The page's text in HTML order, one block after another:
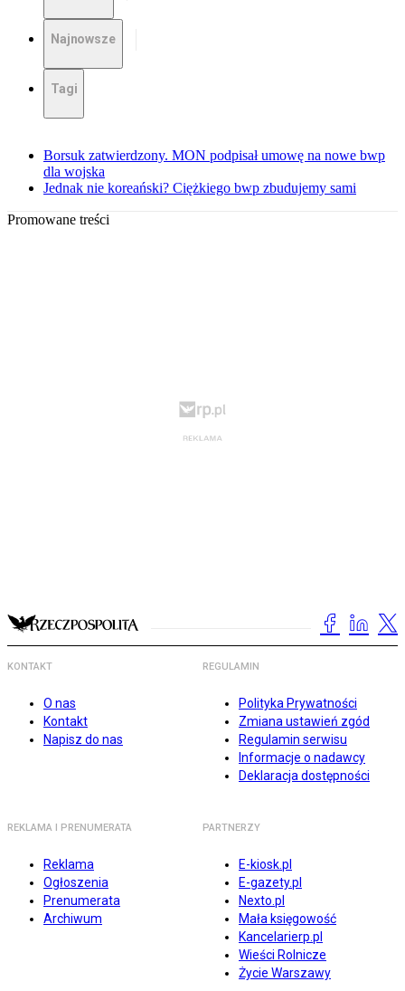
Najnowsze
Tagi
Borsuk zatwierdzony. MON podpisał umowę na nowe bwp
dla wojska
Jednak nie koreański? Ciężkiego bwp zbudujemy sami
Promowane treści
KONTAKT
O nas
Kontakt
Napisz do nas
REGULAMIN
Polityka Prywatności
Zmiana ustawień zgód
Regulamin serwisu
Informacje o nadawcy
Deklaracja dostępności
REKLAMA I PRENUMERATA
Reklama
Ogłoszenia
Prenumerata
Archiwum
PARTNERZY
E-kiosk.pl
E-gazety.pl
Nexto.pl
Mała księgowość
Kancelarierp.pl
Wieści Rolnicze
Życie Warszawy